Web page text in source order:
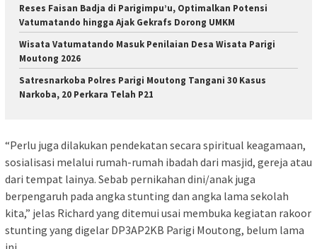
Reses Faisan Badja di Parigimpu’u, Optimalkan Potensi
Vatumatando hingga Ajak Gekrafs Dorong UMKM
Wisata Vatumatando Masuk Penilaian Desa Wisata Parigi
Moutong 2026
Satresnarkoba Polres Parigi Moutong Tangani 30 Kasus
Narkoba, 20 Perkara Telah P21
“Perlu juga dilakukan pendekatan secara spiritual keagamaan,
sosialisasi melalui rumah-rumah ibadah dari masjid, gereja atau
dari tempat lainya. Sebab pernikahan dini/anak juga
berpengaruh pada angka stunting dan angka lama sekolah
kita,” jelas Richard yang ditemui usai membuka kegiatan rakoor
stunting yang digelar DP3AP2KB Parigi Moutong, belum lama